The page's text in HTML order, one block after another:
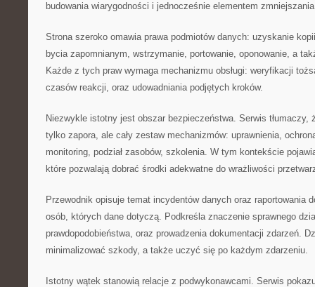
budowania wiarygodności i jednocześnie elementem
Strona szeroko omawia prawa podmiotów danych: uzyskanie
bycia zapomnianym, wstrzymanie, portowanie, oponowanie, a
Każde z tych praw wymaga mechanizmu obsługi: weryfikacji
czasów reakcji, oraz udowadniania podjętych kroków.
Niezwykle istotny jest obszar bezpieczeństwa. Serwis tłumaczy,
tylko zapora, ale cały zestaw mechanizmów: uprawnienia,
monitoring, podział zasobów, szkolenia. W tym kontekście
które pozwalają dobrać środki adekwatne do wrażliwości
Przewodnik opisuje temat incydentów danych oraz raportowania
osób, których dane dotyczą. Podkreśla znaczenie sprawnego
prawdopodobieństwa, oraz prowadzenia dokumentacji zdarzeń.
minimalizować szkody, a także uczyć się po każdym zdarzeniu.
Istotny wątek stanowią relacje z podwykonawcami. Serwis